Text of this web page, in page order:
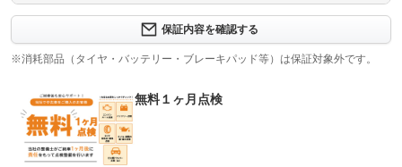
上限金額
免責金 無し
保証修理
受付先
-
保証内容を確認する
※消耗部品（タイヤ・バッテリー・ブレーキパッド等）は保証対象外です。
無料１ヶ月点検